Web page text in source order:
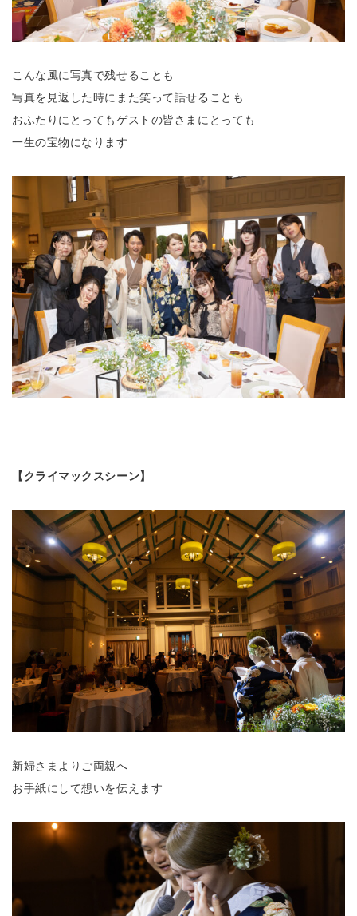
こんな風に写真で残せることも
写真を見返した時にまた笑って話せることも
おふたりにとってもゲストの皆さまにとっても
一生の宝物になります
【クライマックスシーン】
新婦さまよりご両親へ
お手紙にして想いを伝えます